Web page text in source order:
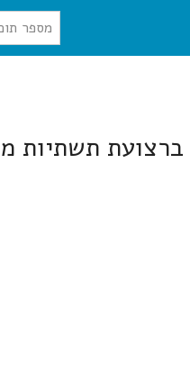
תשתיות